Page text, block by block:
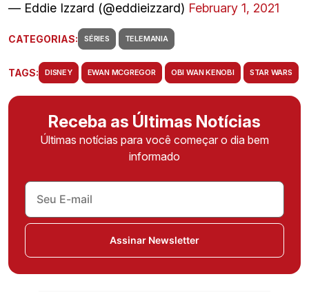
— Eddie Izzard (@eddieizzard) February 1, 2021
CATEGORIAS: SÉRIES TELEMANIA
TAGS: DISNEY EWAN MCGREGOR OBI WAN KENOBI STAR WARS
Receba as Últimas Notícias
Últimas notícias para você começar o dia bem
informado
Assinar Newsletter